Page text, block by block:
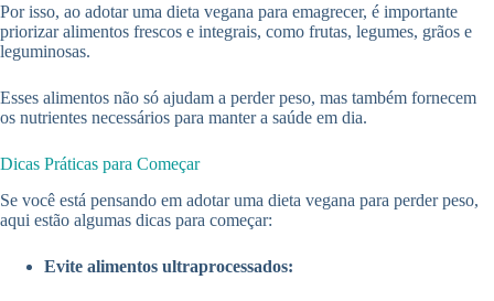
Por isso, ao adotar uma dieta vegana para emagrecer, é importante
priorizar alimentos frescos e integrais, como frutas, legumes, grãos e
leguminosas.
Esses alimentos não só ajudam a perder peso, mas também fornecem
os nutrientes necessários para manter a saúde em dia.
Dicas Práticas para Começar
Se você está pensando em adotar uma dieta vegana para perder peso,
aqui estão algumas dicas para começar:
Evite alimentos ultraprocessados: